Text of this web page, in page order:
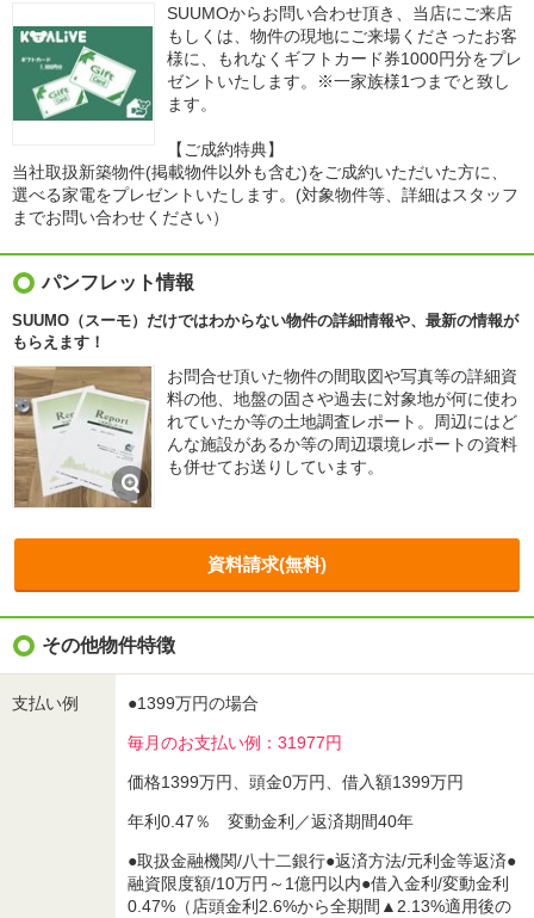
SUUMOからお問い合わせ頂き、当店にご来店
もしくは、物件の現地にご来場くださったお客
様に、もれなくギフトカード券1000円分をプレ
ゼントいたします。※一家族様1つまでと致し
ます。
【ご成約特典】
当社取扱新築物件(掲載物件以外も含む)をご成約いただいた方に、
選べる家電をプレゼントいたします。(対象物件等、詳細はスタッフ
までお問い合わせください）
パンフレット情報
SUUMO（スーモ）だけではわからない物件の詳細情報や、最新の情報が
もらえます！
お問合せ頂いた物件の間取図や写真等の詳細資
料の他、地盤の固さや過去に対象地が何に使わ
れていたか等の土地調査レポート。周辺にはど
んな施設があるか等の周辺環境レポートの資料
も併せてお送りしています。
資料請求(無料)
その他物件特徴
支払い例 ●1399万円の場合
毎月のお支払い例：31977円
価格1399万円、頭金0万円、借入額1399万円
年利0.47％ 変動金利／返済期間40年
●取扱金融機関/八十二銀行●返済方法/元利金等返済●
融資限度額/10万円～1億円以内●借入金利/変動金利
0.47%（店頭金利2.6%から全期間▲2.13%適用後の